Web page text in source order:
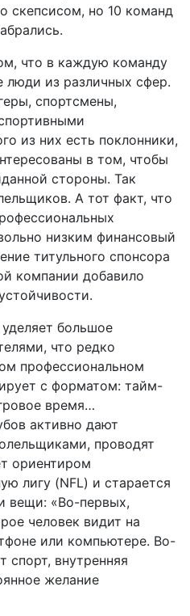
скепсисом, но 10 команд
что в каждую команду
люди из различных сфер.
спортсмены,
из них есть поклонники,
в том, чтобы
стороны. Так
А тот факт, что
низким финансовый
титульного спонсора
компании добавило
большое
что редко
профессиональном
с форматом: тайм-
время…
активно дают
проводят
ориентиром
лигу (NFL) и старается
вещи: «Во-первых,
человек видит на
или компьютере. Во-
спорт, внутренняя
желание